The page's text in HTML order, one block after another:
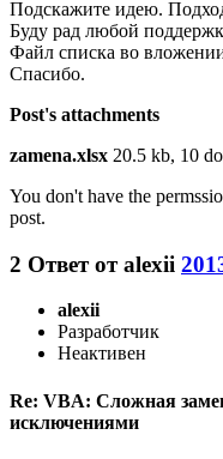
Подскажите идею.
Буду рад любой
Файл списка во
Спасибо.
Post's attachments
zamena.xlsx 20.5 kb, 10
You don't have the
post.
2 Ответ отalexii
alexii
Разработчик
Неактивен
Re: VBA: Сложная
исключениями